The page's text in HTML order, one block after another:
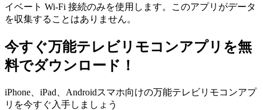
イベート Wi-Fi 接続のみを使用します。このアプリがデータ
を収集することはありません。
今すぐ万能テレビリモコンアプリを無
料でダウンロード！
iPhone、iPad、Androidスマホ向けの万能テレビリモコンアプ
リを今すぐ入手しましょう